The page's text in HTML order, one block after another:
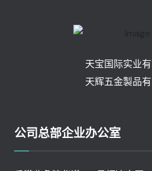
天宝国际实业
天辉五金製品
公司总部企业办公室